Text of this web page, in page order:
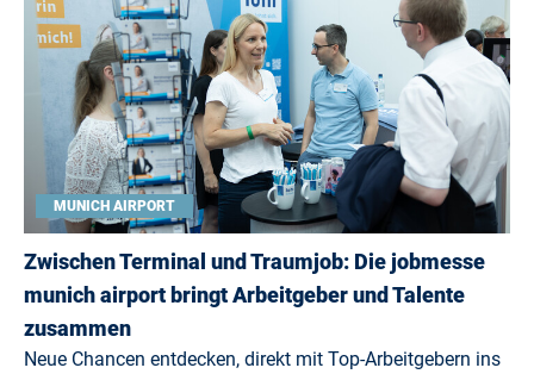
MUNICH AIRPORT
Zwischen Terminal und Traumjob: Die jobmesse
munich airport bringt Arbeitgeber und Talente
zusammen
Neue Chancen entdecken, direkt mit Top-Arbeitgebern ins